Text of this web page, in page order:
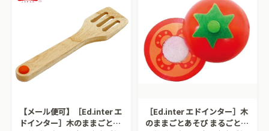
【メール便可】［Ed.inter エ
ドインター］木のままごとあ
［Ed.inter エドインター］木
のままごとあそび まるごとト